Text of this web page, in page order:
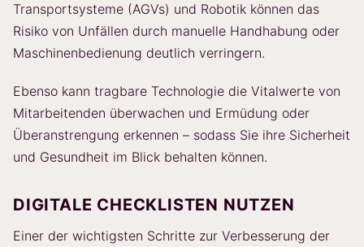
Transportsysteme (AGVs) und Robotik können das
Risiko von Unfällen durch manuelle Handhabung oder
Maschinenbedienung deutlich verringern.
Ebenso kann tragbare Technologie die Vitalwerte von
Mitarbeitenden überwachen und Ermüdung oder
Überanstrengung erkennen – sodass Sie ihre Sicherheit
und Gesundheit im Blick behalten können.
DIGITALE CHECKLISTEN NUTZEN
Einer der wichtigsten Schritte zur Verbesserung der